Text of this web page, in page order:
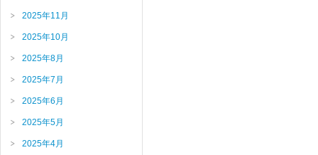
2025年11月
2025年10月
2025年8月
2025年7月
2025年6月
2025年5月
2025年4月